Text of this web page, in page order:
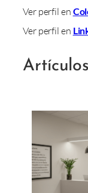
Ver perfil en
Ver perfil en